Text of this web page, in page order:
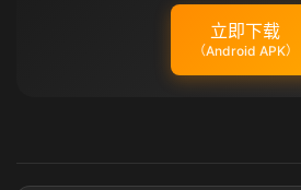
立即下载
（Android APK）